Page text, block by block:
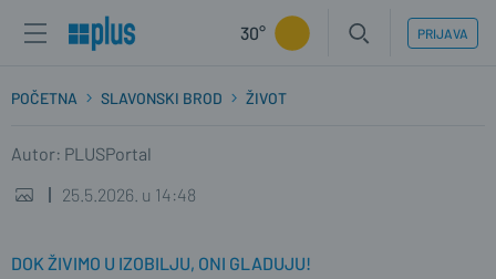
30° PRIJAVA
POČETNA SLAVONSKI BROD ŽIVOT
Autor: PLUSPortal
25.5.2026. u 14:48
DOK ŽIVIMO U IZOBILJU, ONI GLADUJU!